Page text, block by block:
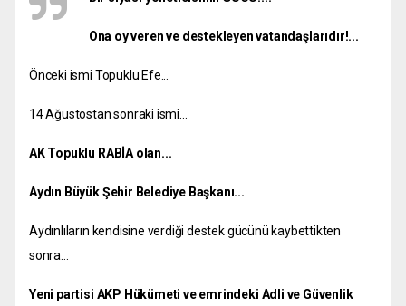
Ona oy veren ve destekleyen vatandaşlarıdır!...
Önceki ismi Topuklu Efe...
14 Ağustostan sonraki ismi...
AK Topuklu RABİA olan...
Aydın Büyük Şehir Belediye Başkanı...
Aydınlıların kendisine verdiği destek gücünü kaybettikten
sonra...
Yeni partisi AKP Hükümeti ve emrindeki Adli ve Güvenlik